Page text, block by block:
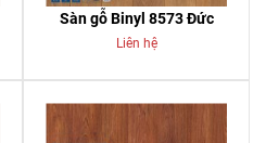
Sàn gỗ Binyl 8573 Đức
Liên hệ